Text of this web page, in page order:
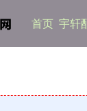
首页 宇轩